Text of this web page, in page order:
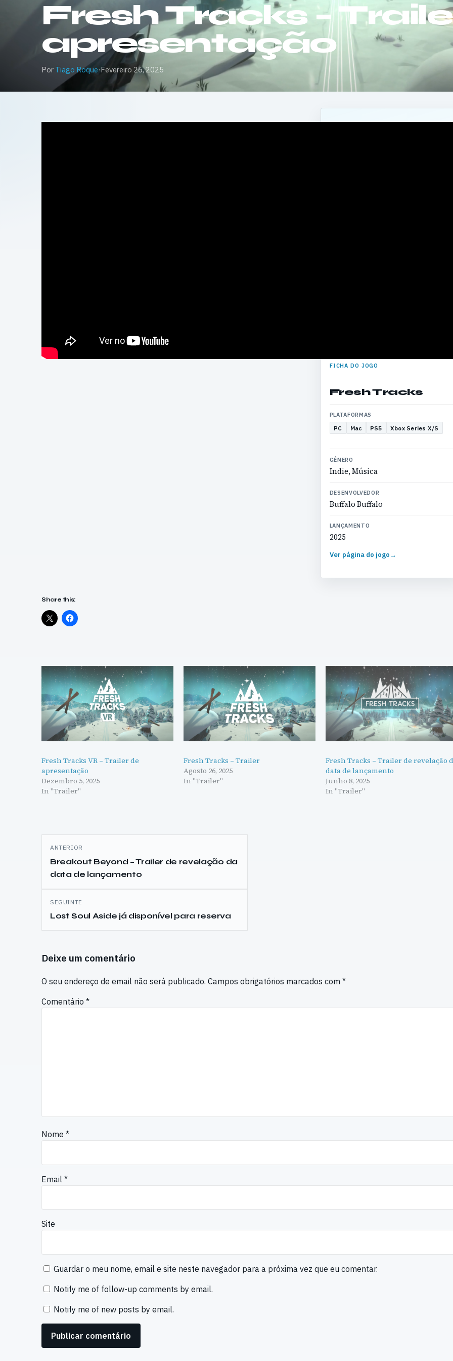
Fresh Tracks –
apresentação
Por Tiago Roque·Fevereiro 26, 2025
FICHA DO JOGO
Fresh Tracks
PLATAFORMAS
PC Mac PS5 Xbox Series X/S
GÉNERO
Indie, Música
DESENVOLVEDOR
Buffalo Buffalo
LANÇAMENTO
2025
Ver página do jogo→
Share this:
Fresh Tracks VR – Trailer de
apresentação
Dezembro 5, 2025
In "Trailer"
Fresh Tracks – Trailer
Agosto 26, 2025
In "Trailer"
Fresh Tracks – Trailer de revelação
data de lançamento
Junho 8, 2025
In "Trailer"
Navegação
de
artigos
ANTERIOR
Breakout Beyond – Trailer de revelação da
data de lançamento
SEGUINTE
Lost Soul Aside já disponível para reserva
Deixe um comentário
O seu endereço de email não será publicado. Campos obrigatórios marcados com *
Comentário *
Nome *
Email *
Site
Guardar o meu nome, email e site neste navegador para a próxima vez que eu comentar.
Notify me of follow-up comments by email.
Notify me of new posts by email.